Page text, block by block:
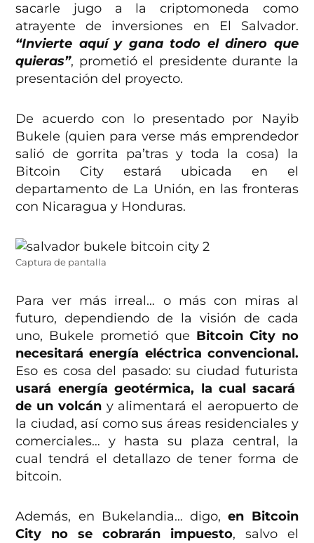
sacarle jugo a la criptomoneda como
atrayente de inversiones en El Salvador.
“Invierte aquí y gana todo el dinero que
quieras”, prometió el presidente durante la
presentación del proyecto.
De acuerdo con lo presentado por Nayib
Bukele (quien para verse más emprendedor
salió de gorrita pa’tras y toda la cosa) la
Bitcoin City estará ubicada en el
departamento de La Unión, en las fronteras
con Nicaragua y Honduras.
Captura de pantalla
Para ver más irreal… o más con miras al
futuro, dependiendo de la visión de cada
uno, Bukele prometió que Bitcoin City no
necesitará energía eléctrica convencional.
Eso es cosa del pasado: su ciudad futurista
usará energía geotérmica, la cual sacará
de un volcány alimentará el aeropuerto de
la ciudad, así como sus áreas residenciales y
comerciales… y hasta su plaza central, la
cual tendrá el detallazo de tener forma de
bitcoin.
Además, en Bukelandia… digo,en Bitcoin
City no se cobrarán impuesto, salvo el